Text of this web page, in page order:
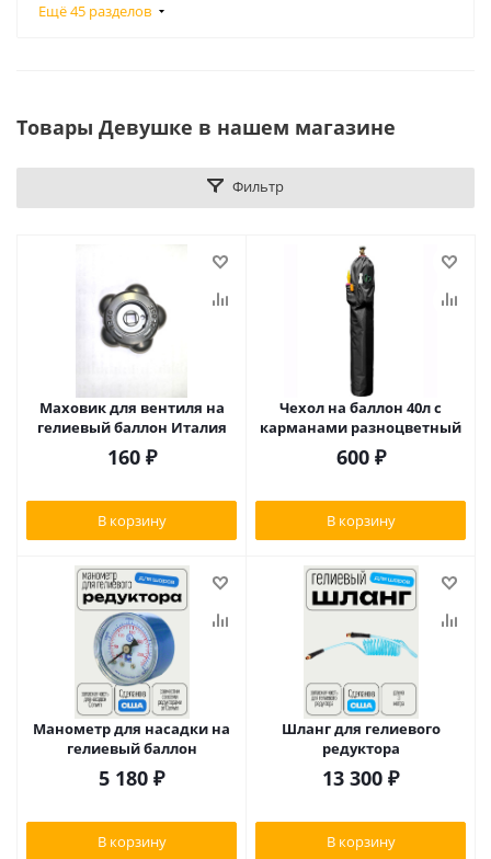
Ещё 45 разделов
Товары Девушке в нашем магазине
Фильтр
Маховик для вентиля на
гелиевый баллон Италия
160₽
В корзину
Чехол на баллон 40л с
карманами разноцветный
600₽
В корзину
Манометр для насадки на
гелиевый баллон
5 180 ₽
В корзину
Шланг для гелиевого
редуктора
13 300 ₽
В корзину